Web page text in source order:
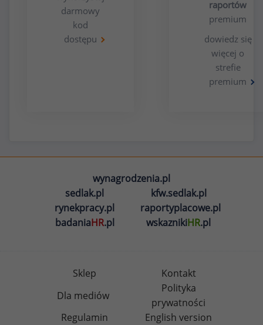
darmowy
kod
dostępu
raportów
premium
dowiedz się
więcej o
strefie
premium
wynagrodzenia.pl
sedlak.pl
kfw.sedlak.pl
rynekpracy.pl
raportyplacowe.pl
badaniaHR.pl wskaznikiHR.pl
Sklep
Kontakt
Dla mediów
Polityka
prywatności
Regulamin
English version